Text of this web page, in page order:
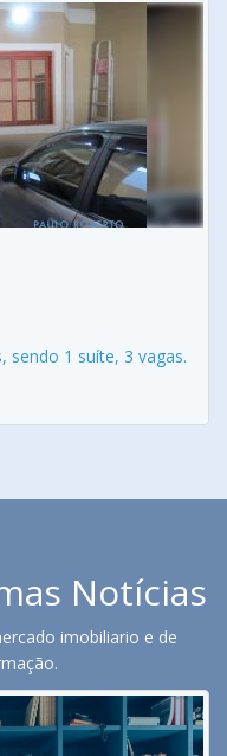
sendo 1 suíte, 3 vagas.
Notícias
imobiliario e de